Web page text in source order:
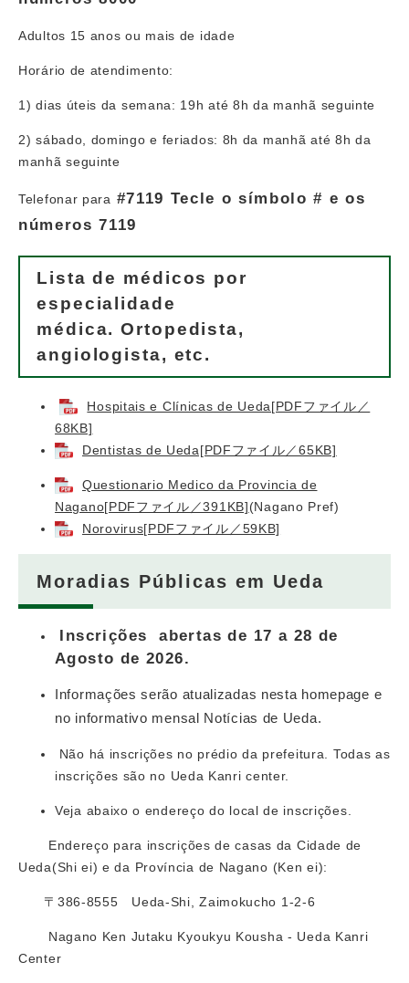
Adultos 15 anos ou mais de idade
Horário de atendimento:
1) dias úteis da semana: 19h até 8h da manhã seguinte
2) sábado, domingo e feriados: 8h da manhã até 8h da
manhã seguinte
Telefonar para #7119 Tecle o símbolo # e os
números 7119
Lista de médicos por
especialidade
médica. Ortopedista,
angiologista, etc.
Hospitais e Clínicas de Ueda[PDFファイル／
68KB]
Dentistas de Ueda[PDFファイル／65KB]
Questionario Medico da Provincia de
Nagano[PDFファイル／391KB](Nagano Pref)
Norovirus[PDFファイル／59KB]
Moradias Públicas em Ueda
Inscrições abertas de 17 a 28 de
Agosto de 2026.
Informações serão atualizadas nesta homepage e
no informativo mensal Notícias de Ueda.
Não há inscrições no prédio da prefeitura. Todas as
inscrições são no Ueda Kanri center.
Veja abaixo o endereço do local de inscrições.
Endereço para inscrições de casas da Cidade de
Ueda(Shi ei) e da Província de Nagano (Ken ei):
〒386-8555 Ueda-Shi, Zaimokucho 1-2-6
Nagano Ken Jutaku Kyoukyu Kousha - Ueda Kanri
Center